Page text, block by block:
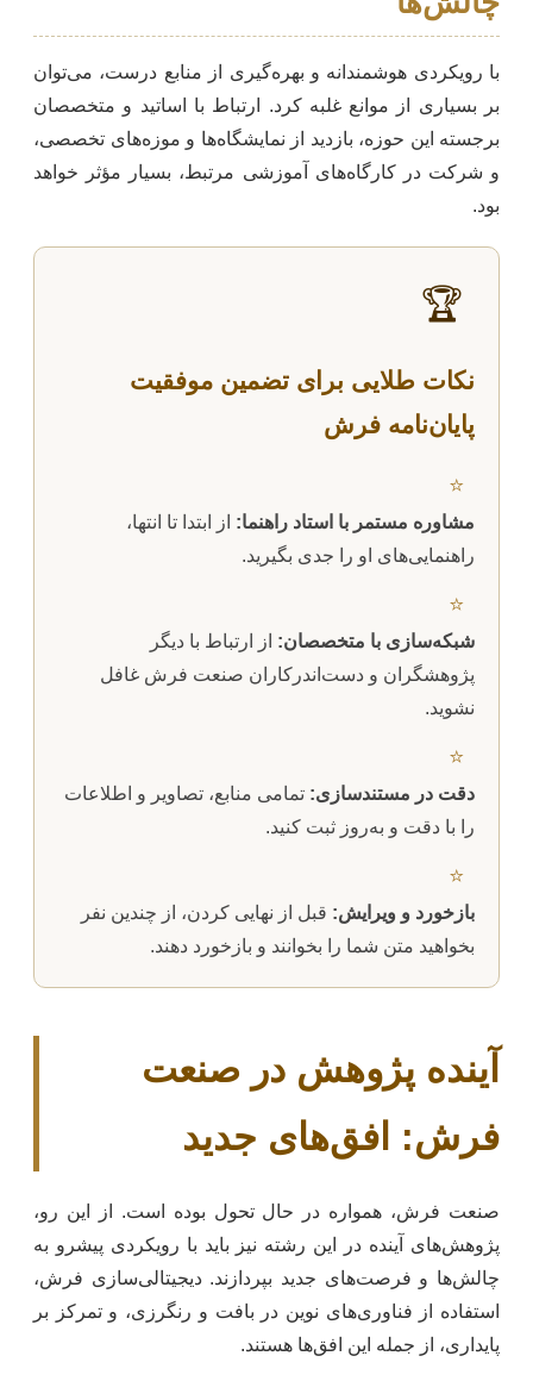
با رویکردی هوشمندانه و بهره‌گیری از منابع درست، می‌توان
بر بسیاری از موانع غلبه کرد. ارتباط با اساتید و متخصصان
برجسته این حوزه، بازدید از نمایشگاه‌ها و موزه‌های تخصصی،
و شرکت در کارگاه‌های آموزشی مرتبط، بسیار مؤثر خواهد
بود.
🏆
نکات طلایی برای تضمین موفقیت
پایان‌نامه فرش
⭐
مشاوره مستمر با استاد راهنما: از ابتدا تا انتها،
راهنمایی‌های او را جدی بگیرید.
⭐
شبکه‌سازی با متخصصان: از ارتباط با دیگر
پژوهشگران و دست‌اندرکاران صنعت فرش غافل
نشوید.
⭐
دقت در مستندسازی: تمامی منابع، تصاویر و اطلاعات
را با دقت و به‌روز ثبت کنید.
⭐
بازخورد و ویرایش: قبل از نهایی کردن، از چندین نفر
بخواهید متن شما را بخوانند و بازخورد دهند.
آینده پژوهش در صنعت
فرش: افق‌های جدید
صنعت فرش، همواره در حال تحول بوده است. از این رو،
پژوهش‌های آینده در این رشته نیز باید با رویکردی پیشرو به
چالش‌ها و فرصت‌های جدید بپردازند. دیجیتالی‌سازی فرش،
استفاده از فناوری‌های نوین در بافت و رنگرزی، و تمرکز بر
پایداری، از جمله این افق‌ها هستند.